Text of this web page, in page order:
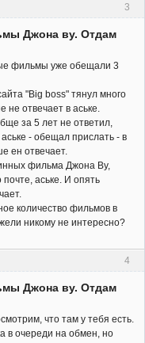
3
Джона ву. Отдам
фильмы уже обещали 3
"Big boss" тянул много
отвечает в аське.
за 5 лет не ответил,
- обещал прислать - в
ен отвечает.
фильма Джона Ву,
аське. И опять
количество фильмов в
никому не интересно?
4
Джона ву. Отдам
что там у тебя есть.
в очереди на обмен, но